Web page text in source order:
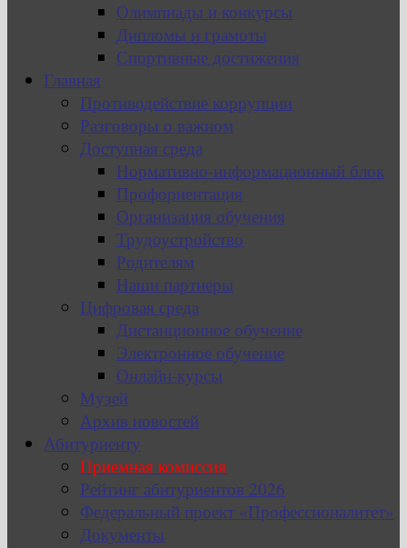
Олимпиады и конкурсы
Дипломы и грамоты
Спортивные достижения
Главная
Противодействие коррупции
Разговоры о важном
Доступная среда
Нормативно-информационный блок
Профориентация
Организация обучения
Трудоустройство
Родителям
Наши партнеры
Цифровая среда
Дистанционное обучение
Электронное обучение
Онлайн-курсы
Музей
Архив новостей
Абитуриенту
Приемная комиссия
Рейтинг абитуриентов 2026
Федеральный проект «Профессионалитет»
Документы